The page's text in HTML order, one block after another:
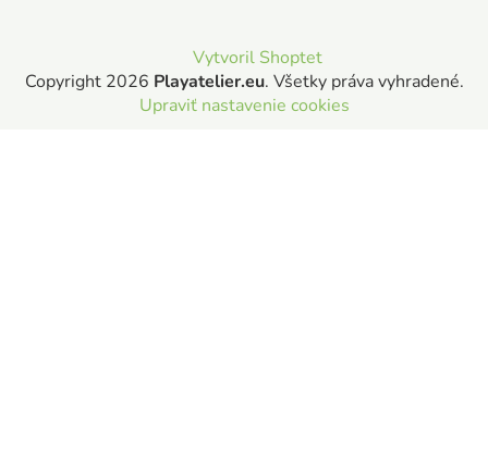
Vytvoril Shoptet
Copyright 2026 Playatelier.eu. Všetky práva vyhradené.
Upraviť nastavenie cookies